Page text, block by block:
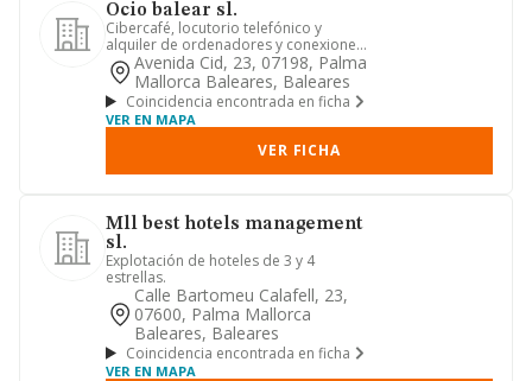
Ocio balear sl.
Cibercafé, locutorio telefónico y
alquiler de ordenadores y conexiones
alta velocidad de transmisió...
Avenida Cid, 23, 07198, Palma
Mallorca Baleares, Baleares
Coincidencia encontrada en ficha
VER EN MAPA
VER FICHA
Mll best hotels management
sl.
Explotación de hoteles de 3 y 4
estrellas.
Calle Bartomeu Calafell, 23,
07600, Palma Mallorca
Baleares, Baleares
Coincidencia encontrada en ficha
VER EN MAPA